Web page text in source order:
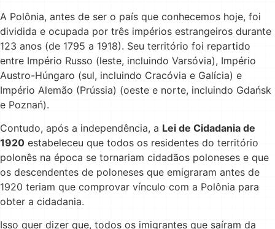
A Polônia, antes de ser o país que conhecemos hoje, foi
dividida e ocupada por três impérios estrangeiros durante
123 anos (de 1795 a 1918). Seu território foi repartido
entre Império Russo (leste, incluindo Varsóvia), Império
Austro-Húngaro (sul, incluindo Cracóvia e Galícia) e
Império Alemão (Prússia) (oeste e norte, incluindo Gdańsk
e Poznań).
Contudo, após a independência, a Lei de Cidadania de
1920 estabeleceu que todos os residentes do território
polonês na época se tornariam cidadãos poloneses e que
os descendentes de poloneses que emigraram antes de
1920 teriam que comprovar vínculo com a Polônia para
obter a cidadania.
Isso quer dizer que, todos os imigrantes que saíram da